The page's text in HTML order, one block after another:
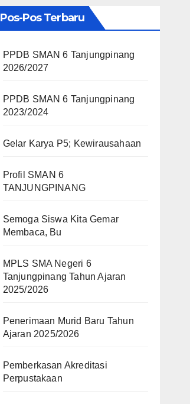
Pos-Pos Terbaru
PPDB SMAN 6 Tanjungpinang
2026/2027
PPDB SMAN 6 Tanjungpinang
2023/2024
Gelar Karya P5; Kewirausahaan
Profil SMAN 6
TANJUNGPINANG
Semoga Siswa Kita Gemar
Membaca, Bu
MPLS SMA Negeri 6
Tanjungpinang Tahun Ajaran
2025/2026
Penerimaan Murid Baru Tahun
Ajaran 2025/2026
Pemberkasan Akreditasi
Perpustakaan